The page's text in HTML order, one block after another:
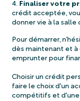
Finaliser votre
crédit acceptée,
donner vie à la salle
Pour démarrer,
dès maintenant et à
emprunter pour
Choisir un crédit
faire le choix d'un
compétitifs et d'une